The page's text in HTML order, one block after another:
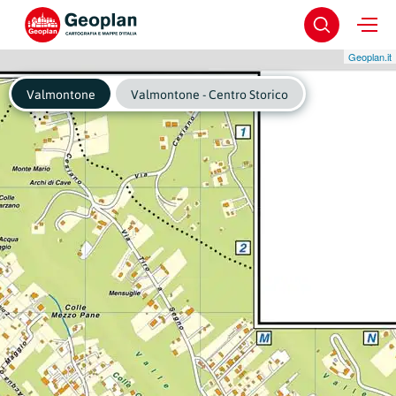
Geoplan.it
Valmontone Valmontone - Centro Storico